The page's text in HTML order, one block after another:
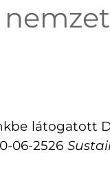
látogatott
06-2526